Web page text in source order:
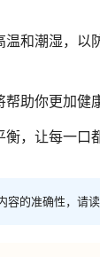
和潮湿，以
助你更加健
，让每一口
的准确性，请读